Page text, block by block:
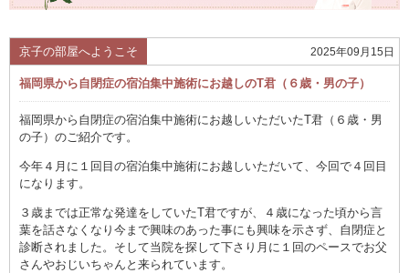
京子の部屋へようこそ 2025年09月15日
福岡県から自閉症の宿泊集中施術にお越しのT君（６歳・男の子）
福岡県から自閉症の宿泊集中施術にお越しいただいたT君（６歳・男
の子）のご紹介です。
今年４月に１回目の宿泊集中施術にお越しいただいて、今回で４回目
になります。
３歳までは正常な発達をしていたT君ですが、４歳になった頃から言
葉を話さなくなり今まで興味のあった事にも興味を示さず、自閉症と
診断されました。そして当院を探して下さり月に１回のペースでお父
さんやおじいちゃんと来られています。